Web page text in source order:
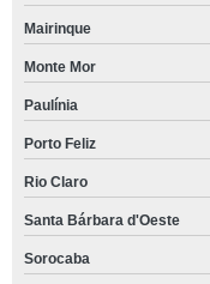
Mairinque
Monte Mor
Paulínia
Porto Feliz
Rio Claro
Santa Bárbara d'Oeste
Sorocaba